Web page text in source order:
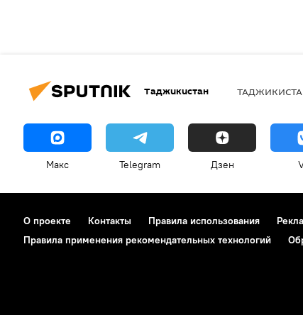
Таджикистан
Макс Telegram Дзен
О проекте Контакты Правила использования
Правила применения рекомендательных технологий